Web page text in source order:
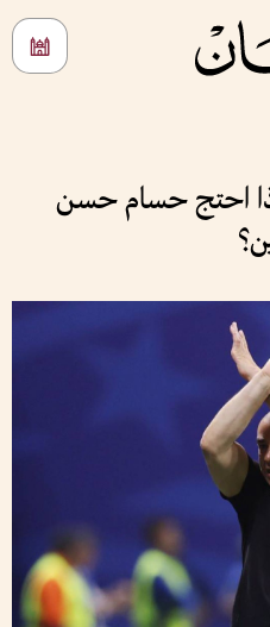
احتج حسام حسن